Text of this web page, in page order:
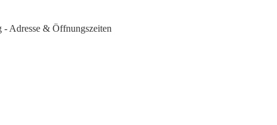
Adresse & Öffnungszeiten